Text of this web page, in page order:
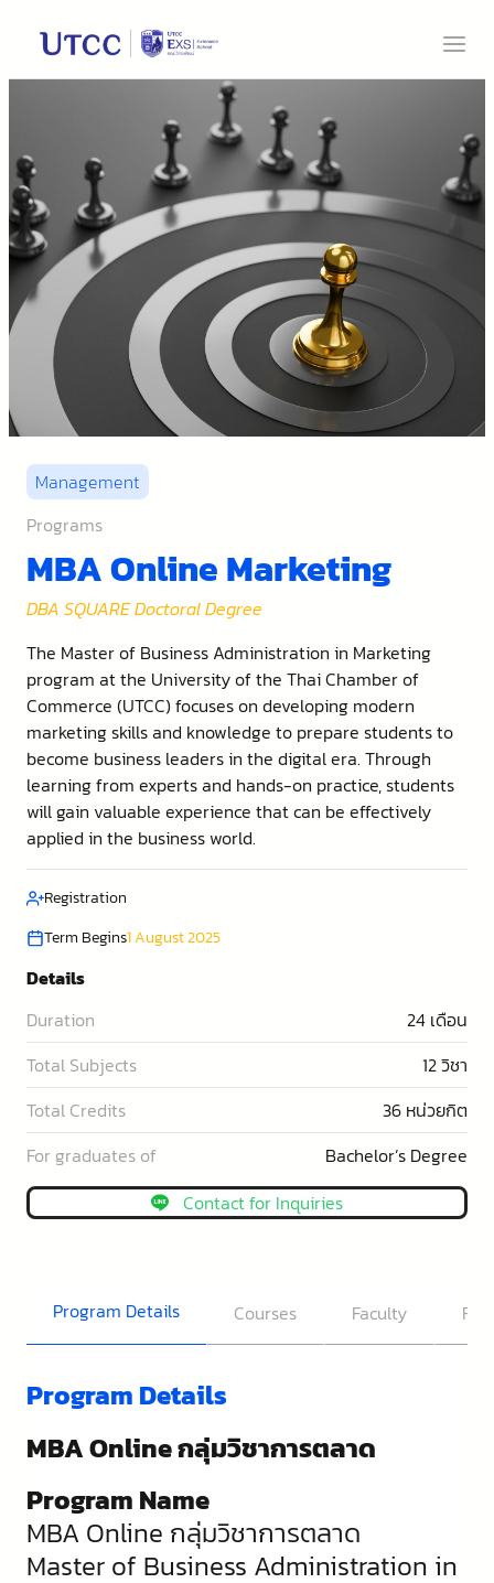
Management
Programs
MBA Online Marketing
DBA SQUARE Doctoral Degree
The Master of Business Administration in Marketing
program at the University of the Thai Chamber of
Commerce (UTCC) focuses on developing modern
marketing skills and knowledge to prepare students to
become business leaders in the digital era. Through
learning from experts and hands-on practice, students
will gain valuable experience that can be effectively
applied in the business world.
Registration
Term Begins1 August 2025
Details
Duration
24 เดือน
Total Subjects
12 วิชา
Total Credits
36 หน่วยกิต
For graduates of
Bachelor’s Degree
Contact for Inquiries
Program Details Courses Faculty FAQ
Program Details
MBA Online กลุ่มวิชาการตลาด
Program Name
MBA Online กลุ่มวิชาการตลาด
Master of Business Administration in